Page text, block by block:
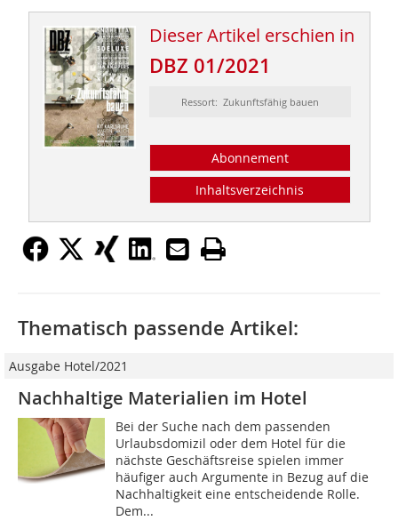
Dieser Artikel erschien in
DBZ 01/2021
Ressort: Zukunftsfähig bauen
Abonnement
Inhaltsverzeichnis
Thematisch passende Artikel:
Ausgabe Hotel/2021
Nachhaltige Materialien im Hotel
Bei der Suche nach dem passenden
Urlaubsdomizil oder dem Hotel für die
nächste Geschäftsreise spielen immer
häufiger auch Argumente in Bezug auf die
Nachhaltigkeit eine entscheidende Rolle.
Dem...